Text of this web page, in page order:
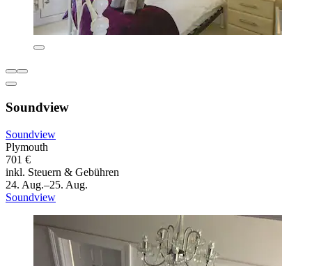
Soundview
Soundview
Plymouth
701 €
inkl. Steuern & Gebühren
24. Aug.–25. Aug.
Soundview